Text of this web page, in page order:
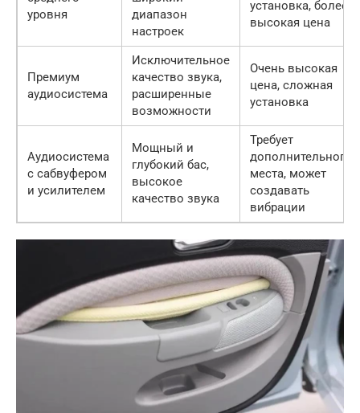
уровня
диапазон
настроек
установка, более
высокая цена
Премиум
аудиосистема
Исключительное
качество звука,
расширенные
возможности
Очень высокая
цена, сложная
установка
Аудиосистема
с сабвуфером
и усилителем
Мощный и
глубокий бас,
высокое
качество звука
Требует
дополнительного
места, может
создавать
вибрации